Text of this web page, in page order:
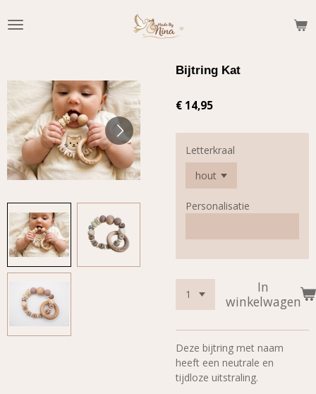
direct
Bijtring Kat
€ 14,95
Letterkraal
Personalisatie
In
winkelwagen
Deze bijtring met naam
heeft een neutrale en
tijdloze uitstraling.